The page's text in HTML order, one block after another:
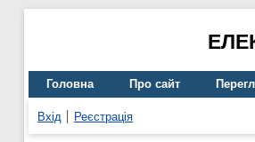
Головна Про сайт
Вхід Реєстрація